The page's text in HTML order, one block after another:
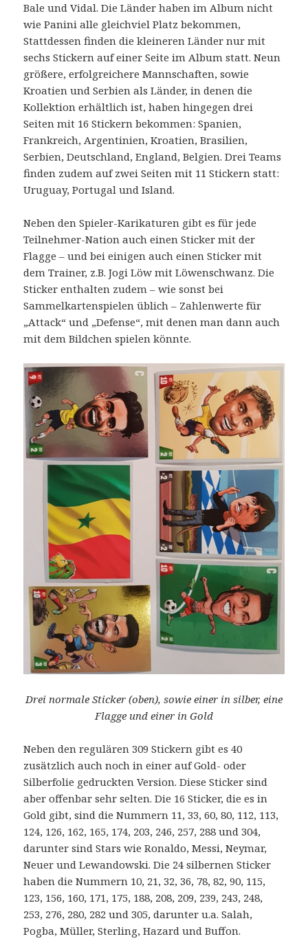
Bale und Vidal. Die Länder haben im Album nicht
wie Panini alle gleichviel Platz bekommen,
Stattdessen finden die kleineren Länder nur mit
sechs Stickern auf einer Seite im Album statt. Neun
größere, erfolgreichere Mannschaften, sowie
Kroatien und Serbien als Länder, in denen die
Kollektion erhältlich ist, haben hingegen drei
Seiten mit 16 Stickern bekommen: Spanien,
Frankreich, Argentinien, Kroatien, Brasilien,
Serbien, Deutschland, England, Belgien. Drei Teams
finden zudem auf zwei Seiten mit 11 Stickern statt:
Uruguay, Portugal und Island.
Neben den Spieler-Karikaturen gibt es für jede
Teilnehmer-Nation auch einen Sticker mit der
Flagge – und bei einigen auch einen Sticker mit
dem Trainer, z.B. Jogi Löw mit Löwenschwanz. Die
Sticker enthalten zudem – wie sonst bei
Sammelkartenspielen üblich – Zahlenwerte für
„Attack“ und „Defense“, mit denen man dann auch
mit dem Bildchen spielen könnte.
Drei normale Sticker (oben), sowie einer in silber, eine
Flagge und einer in Gold
Neben den regulären 309 Stickern gibt es 40
zusätzlich auch noch in einer auf Gold- oder
Silberfolie gedruckten Version. Diese Sticker sind
aber offenbar sehr selten. Die 16 Sticker, die es in
Gold gibt, sind die Nummern 11, 33, 60, 80, 112, 113,
124, 126, 162, 165, 174, 203, 246, 257, 288 und 304,
darunter sind Stars wie Ronaldo, Messi, Neymar,
Neuer und Lewandowski. Die 24 silbernen Sticker
haben die Nummern 10, 21, 32, 36, 78, 82, 90, 115,
123, 156, 160, 171, 175, 188, 208, 209, 239, 243, 248,
253, 276, 280, 282 und 305, darunter u.a. Salah,
Pogba, Müller, Sterling, Hazard und Buffon.